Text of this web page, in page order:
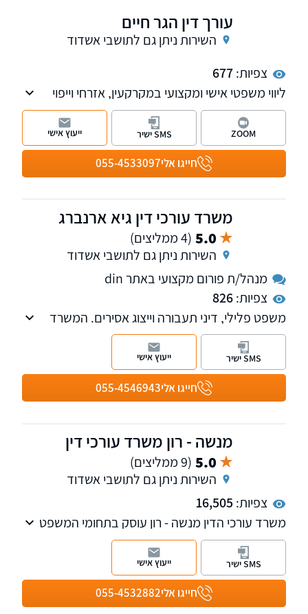
עורך דין הגר חיים
השירות ניתן גם לתושבי אשדוד
צפיות:677
ליווי משפטי אישי ומקצועי במקרקעין, אזרחי וייפוי
כוח מתמשך, עם שירות חם, שקוף ויחס אישי.
חייגו אלי055-4533097
ZOOM SMS ישיר ייעוץ אישי
משרד עורכי דין גיא ארנברג
5.0 (4 ממליצים)
השירות ניתן גם לתושבי אשדוד
מנהל/ת פורום מקצועי באתר din
צפיות:826
משפט פלילי, דיני תעבורה וייצוג אסירים. המשרד
מעניק שירות לכל ההליכים המשפטיים ונותן יחס
אישי ומענה מהיר
חייגו אלי055-4546943
SMS ישיר ייעוץ אישי
מנשה - רון משרד עורכי דין
5.0 (9 ממליצים)
השירות ניתן גם לתושבי אשדוד
צפיות:16,505
משרד עורכי הדין מנשה - רון עוסק בתחומי המשפט
הפלילי וצווארון לבן.
חייגו אלי055-4532882
SMS ישיר ייעוץ אישי